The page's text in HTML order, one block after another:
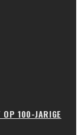
OP 100-JARIGE